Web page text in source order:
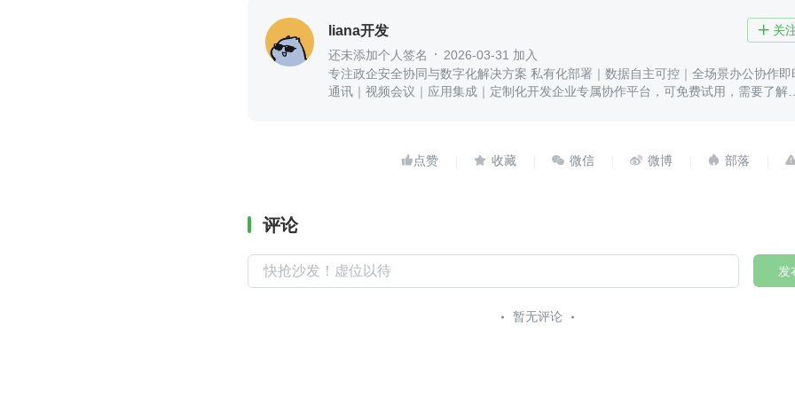
liana开发  关
还未添加个人签名
2026-03-31 加入
专注政企安全协同与数字化解决方案 私有化部署｜数据自主可控｜全场景办公协作即
通讯｜视频会议｜应用集成｜定制化开发企业专属协作平台，可免费试用，需要了解可
    
评论
发
暂无评论